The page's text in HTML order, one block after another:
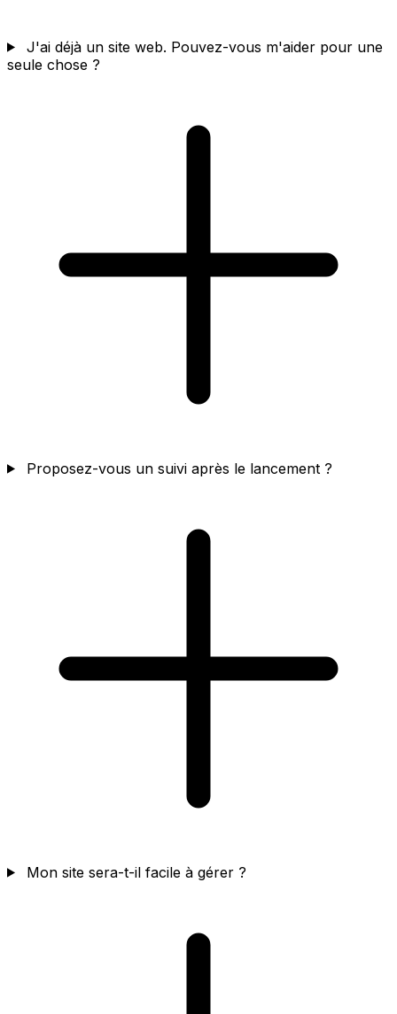
J'ai déjà un site web. Pouvez-vous m'aider pour une
seule chose ?
Proposez-vous un suivi après le lancement ?
Mon site sera-t-il facile à gérer ?